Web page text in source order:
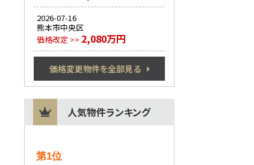
2026-07-16
熊本市中央区
価格改定 >> 2,080万円
価格変更物件を全部見る
人気物件ランキング
第1位